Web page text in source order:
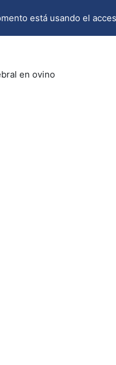
está usando el
en ovino